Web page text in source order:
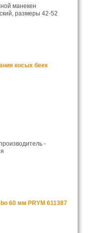
манекен
размеры 42-52
косых беек
-
60 мм PRYM 611387